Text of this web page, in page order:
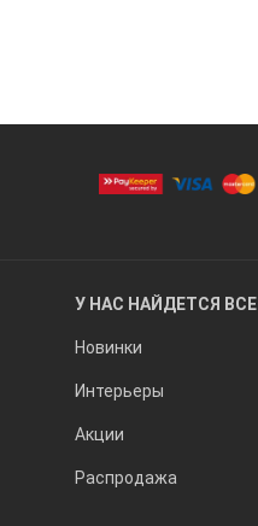
У НАС НАЙДЕТСЯ ВСЕ
Новинки
Интерьеры
Акции
Распродажа